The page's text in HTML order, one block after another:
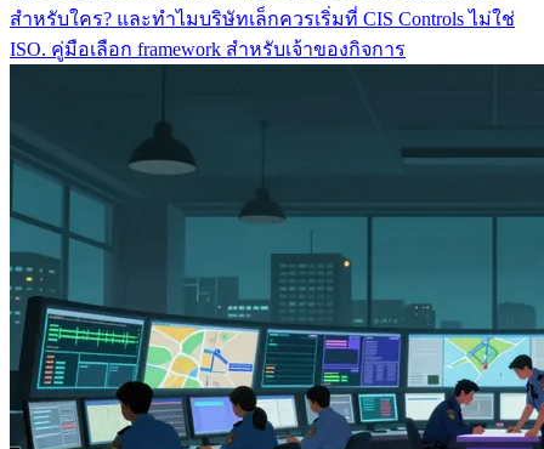
สำหรับใคร? และทำไมบริษัทเล็กควรเริ่มที่ CIS Controls ไม่ใช่
ISO. คู่มือเลือก framework สำหรับเจ้าของกิจการ